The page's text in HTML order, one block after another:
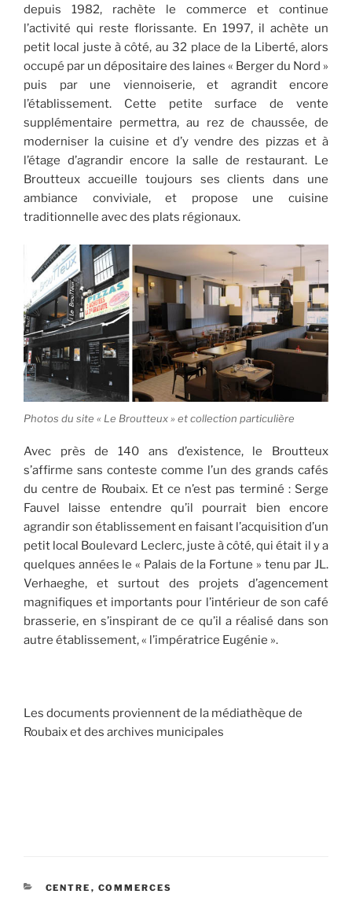
depuis 1982, rachète le commerce et continue
l’activité qui reste florissante. En 1997, il achète un
petit local juste à côté, au 32 place de la Liberté, alors
occupé par un dépositaire des laines « Berger du Nord »
puis par une viennoiserie, et agrandit encore
l’établissement. Cette petite surface de vente
supplémentaire permettra, au rez de chaussée, de
moderniser la cuisine et d’y vendre des pizzas et à
l’étage d’agrandir encore la salle de restaurant. Le
Broutteux accueille toujours ses clients dans une
ambiance conviviale, et propose une cuisine
traditionnelle avec des plats régionaux.
Photos du site « Le Broutteux » et collection particulière
Avec près de 140 ans d’existence, le Broutteux
s’affirme sans conteste comme l’un des grands cafés
du centre de Roubaix. Et ce n’est pas terminé : Serge
Fauvel laisse entendre qu’il pourrait bien encore
agrandir son établissement en faisant l’acquisition d’un
petit local Boulevard Leclerc, juste à côté, qui était il y a
quelques années le « Palais de la Fortune » tenu par JL.
Verhaeghe, et surtout des projets d’agencement
magnifiques et importants pour l’intérieur de son café
brasserie, en s’inspirant de ce qu’il a réalisé dans son
autre établissement, « l’impératrice Eugénie ».
Les documents proviennent de la médiathèque de
Roubaix et des archives municipales
CATÉGORIES
CENTRE , COMMERCES